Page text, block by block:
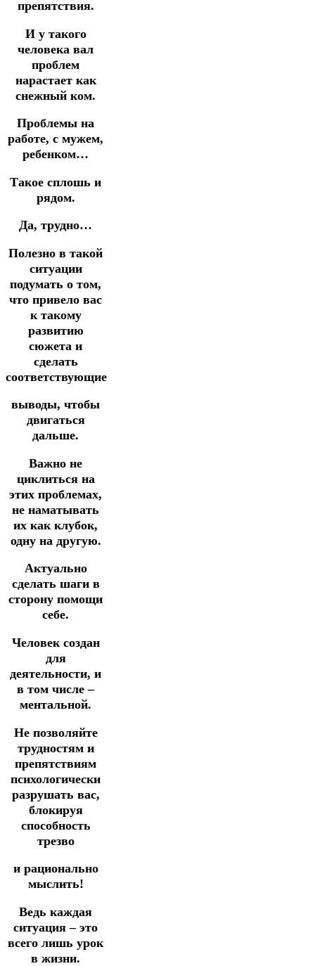
препятствия.
И у такого
человека вал
проблем
нарастает как
снежный ком.
Проблемы на
работе, с мужем,
ребенком…
Такое сплошь и
рядом.
Да, трудно…
Полезно в такой
ситуации
подумать о том,
что привело вас
к такому
развитию
сюжета и
сделать
соответствующие
выводы, чтобы
двигаться
дальше.
Важно не
циклиться на
этих проблемах,
не наматывать
их как клубок,
одну на другую.
Актуально
сделать шаги в
сторону помощи
себе.
Человек создан
для
деятельности, и
в том числе –
ментальной.
Не позволяйте
трудностям и
препятствиям
психологически
разрушать вас,
блокируя
способность
трезво
и рационально
мыслить!
Ведь каждая
ситуация – это
всего лишь урок
в жизни.